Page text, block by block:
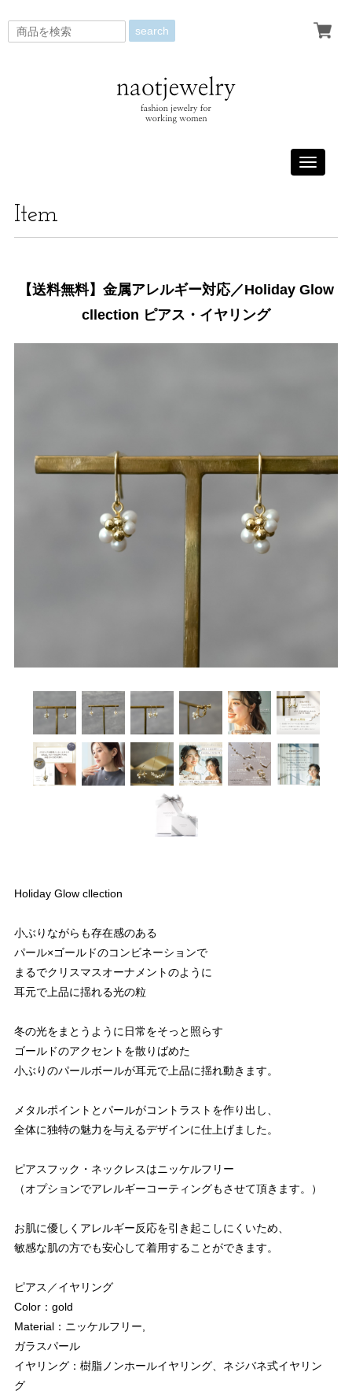
search
Toggle
Item
【送料無料】金属アレルギー対応／Holiday Glow
cllection ピアス・イヤリング
Holiday Glow cllection
小ぶりながらも存在感のある
パール×ゴールドのコンビネーションで
まるでクリスマスオーナメントのように
耳元で上品に揺れる光の粒
冬の光をまとうように日常をそっと照らす
ゴールドのアクセントを散りばめた
小ぶりのパールボールが耳元で上品に揺れ動きます。
メタルポイントとパールがコントラストを作り出し、
全体に独特の魅力を与えるデザインに仕上げました。
ピアスフック・ネックレスはニッケルフリー
（オプションでアレルギーコーティングもさせて頂きます。）
お肌に優しくアレルギー反応を引き起こしにくいため、
敏感な肌の方でも安心して着用することができます。
ピアス／イヤリング
Color：gold
Material：ニッケルフリー,
ガラスパール
イヤリング：樹脂ノンホールイヤリング、ネジバネ式イヤリン
グ